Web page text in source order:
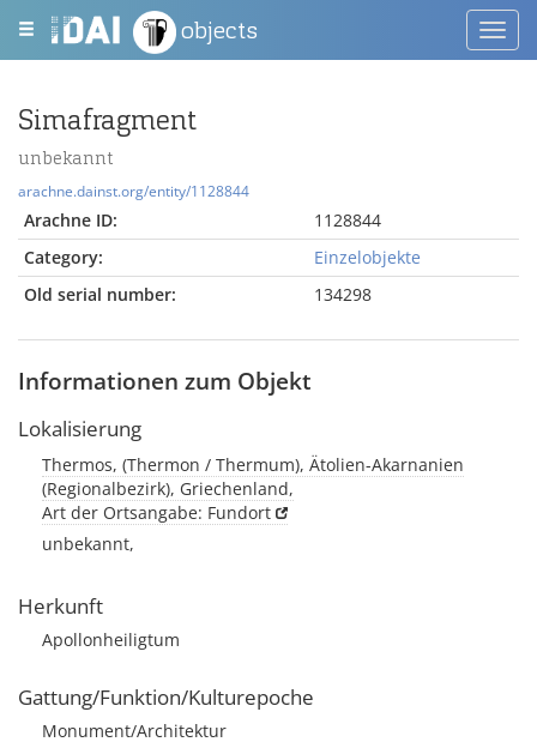
objects
Simafragment
unbekannt
arachne.dainst.org/entity/1128844
Arachne ID:
1128844
Category:
Einzelobjekte
Old serial number:
134298
Informationen zum Objekt
Lokalisierung
Thermos, (Thermon / Thermum), Ätolien-Akarnanien
(Regionalbezirk), Griechenland,
Art der Ortsangabe: Fundort
unbekannt,
Herkunft
Apollonheiligtum
Gattung/Funktion/Kulturepoche
Monument/Architektur